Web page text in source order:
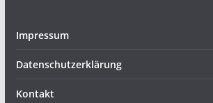
Impressum
Datenschutzerklärung
Kontakt